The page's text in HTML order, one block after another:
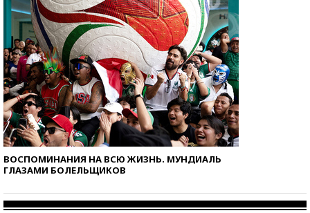
ВОСПОМИНАНИЯ НА ВСЮ ЖИЗНЬ. МУНДИАЛЬ
ГЛАЗАМИ БОЛЕЛЬЩИКОВ